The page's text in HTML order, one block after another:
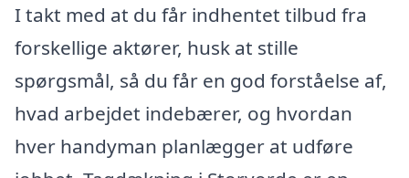
I takt med at du får indhentet tilbud fra
forskellige aktører, husk at stille
spørgsmål, så du får en god forståelse af,
hvad arbejdet indebærer, og hvordan
hver handyman planlægger at udføre